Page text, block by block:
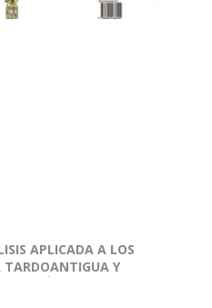
APLICADA A LOS
TARDOANTIGUA Y
IBÉRICA